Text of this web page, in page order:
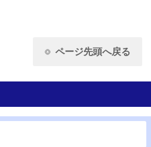
ページ先頭へ戻る